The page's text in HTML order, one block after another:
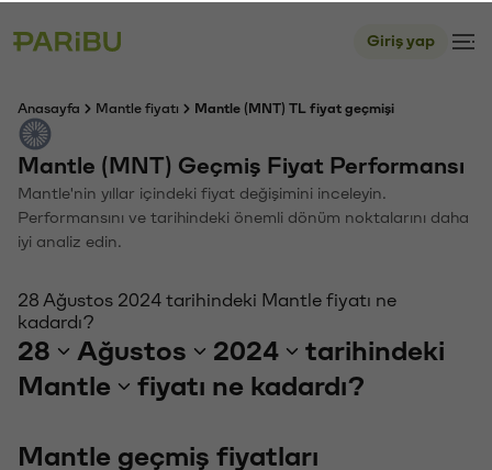
Giriş yap
Anasayfa Mantle fiyatı Mantle (MNT) TL fiyat geçmişi
Mantle (MNT) Geçmiş Fiyat Performansı
Mantle'nin yıllar içindeki fiyat değişimini inceleyin.
Performansını ve tarihindeki önemli dönüm noktalarını daha
iyi analiz edin.
28 Ağustos 2024 tarihindeki Mantle fiyatı ne
kadardı?
28 Ağustos 2024
tarihindeki
Mantle
fiyatı ne kadardı?
Mantle geçmiş fiyatları